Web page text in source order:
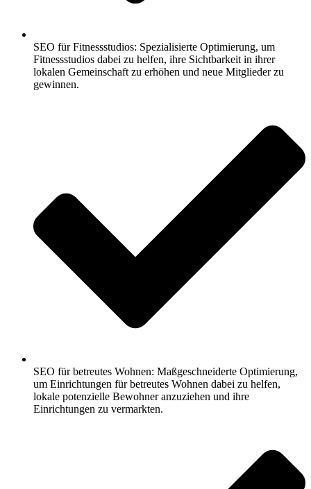
SEO für Fitnessstudios: Spezialisierte Optimierung, um
Fitnessstudios dabei zu helfen, ihre Sichtbarkeit in ihrer
lokalen Gemeinschaft zu erhöhen und neue Mitglieder zu
gewinnen.
SEO für betreutes Wohnen: Maßgeschneiderte Optimierung,
um Einrichtungen für betreutes Wohnen dabei zu helfen,
lokale potenzielle Bewohner anzuziehen und ihre
Einrichtungen zu vermarkten.